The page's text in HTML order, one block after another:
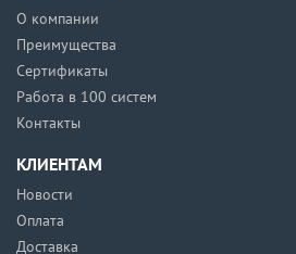
О компании
Преимущества
Сертификаты
Работа в 100 систем
Контакты
КЛИЕНТАМ
Новости
Оплата
Доставка